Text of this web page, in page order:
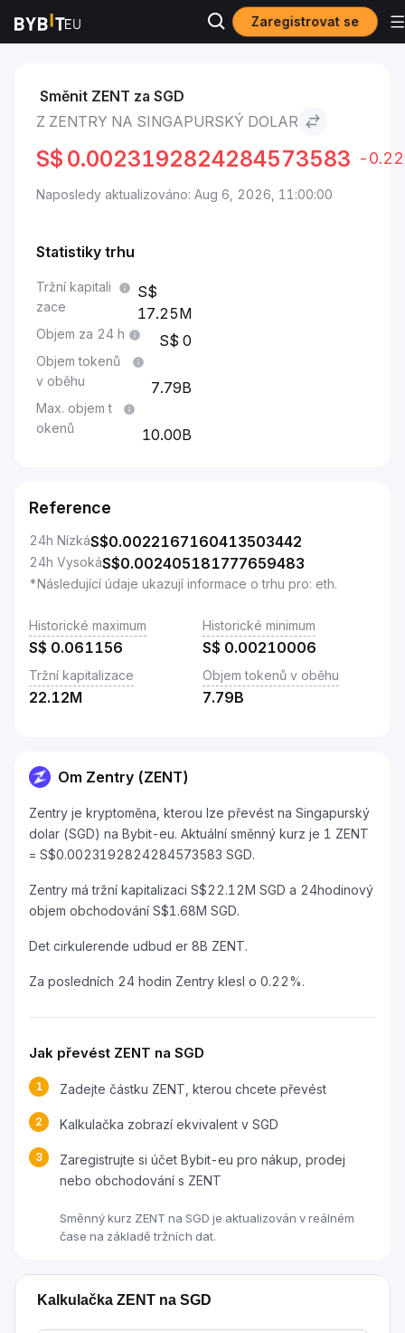
Zaregistrovat se
Trhy Cena Zentry ZENT Zentry to Singapurský dolar
Směnit ZENT za SGD
Z ZENTRY NA SINGAPURSKÝ DOLAR
S$ 0.0023192824284573583 -
Naposledy aktualizováno: Aug 6, 2026, 11:00:00
Statistiky trhu
Tržní kapitali
zace
17.25M
Objem za 24 h 0
Objem tokenů
v oběhu
7.79B
Max. objem t
okenů
10.00B
Reference
24h NízkáS$0.0022167160413503442
24h VysokáS$0.002405181777659483
*Následující údaje ukazují informace o trhu pro: eth.
Historické maximum
S$ 0.061156
Historické minimum
S$ 0.00210006
Tržní kapitalizace
22.12M
Objem tokenů v oběhu
7.79B
Om Zentry (ZENT)
Zentry je kryptoměna, kterou lze převést na Singapurský
dolar (SGD) na Bybit-eu. Aktuální směnný kurz je 1 ZENT
= S$0.0023192824284573583 SGD.
Zentry má tržní kapitalizaci S$22.12M SGD a 24hodinový
objem obchodování S$1.68M SGD.
Det cirkulerende udbud er 8B ZENT.
Za posledních 24 hodin Zentry klesl o 0.22%.
Jak převést ZENT na SGD
1 Zadejte částku ZENT, kterou chcete převést
2 Kalkulačka zobrazí ekvivalent v SGD
3
Zaregistrujte si účet Bybit-eu pro nákup, prodej
nebo obchodování s ZENT
Směnný kurz ZENT na SGD je aktualizován v reálném
čase na základě tržních dat.
Kalkulačka ZENT na SGD